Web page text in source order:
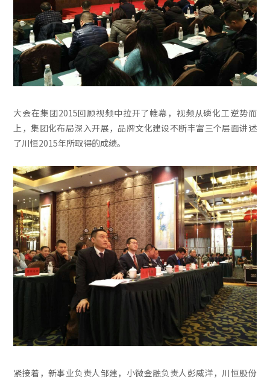
大会在集团2015回顾视频中拉开了帷幕，视频从磷化工逆势而
上，集团化布局深入开展，品牌文化建设不断丰富三个层面讲述
了川恒2015年所取得的成绩。
紧接着，新事业负责人邹建，小微金融负责人彭威洋，川恒股份